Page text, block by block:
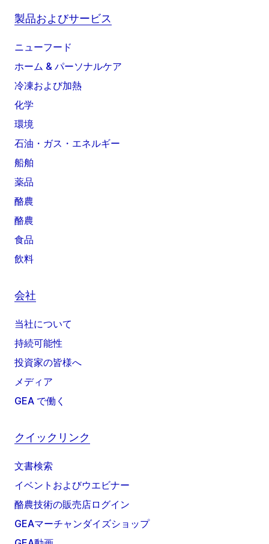
製品およびサービス
ニューフード
ホーム & パーソナルケア
冷凍および加熱
化学
環境
石油・ガス・エネルギー
船舶
薬品
酪農
酪農
食品
飲料
会社
当社について
持続可能性
投資家の皆様へ
メディア
GEA で働く
クイックリンク
文書検索
イベントおよびウエビナー
酪農技術の販売店ログイン
GEAマーチャンダイズショップ